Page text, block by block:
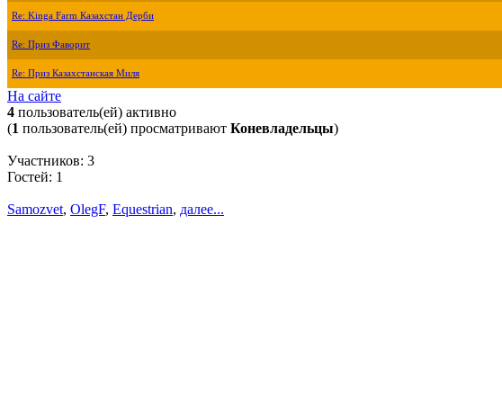
Re: Kinga Farm Казахстан Дерби
Re: Приз Фаворит
Re: Приз Казахстанская Миля
На сайте
4 пользователь(ей) активно
(1 пользователь(ей) просматривают Коневладельцы)
Участников: 3
Гостей: 1
Samozvet, OlegF, Equestrian, далее...